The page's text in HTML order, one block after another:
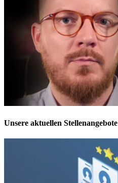
Unsere aktuellen Stellenangebote